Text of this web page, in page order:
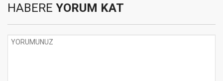
HABERE YORUM KAT